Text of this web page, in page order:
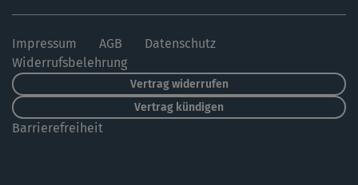
Impressum AGB
Datenschutz
Widerrufsbelehrung
Vertrag widerrufen
Vertrag kündigen
Barrierefreiheit